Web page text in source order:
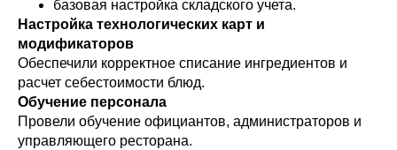
базовая настройка складского учета.
Настройка технологических карт и
модификаторов
Обеспечили корректное списание ингредиентов и
расчет себестоимости блюд.
Обучение персонала
Провели обучение официантов, администраторов и
управляющего ресторана.